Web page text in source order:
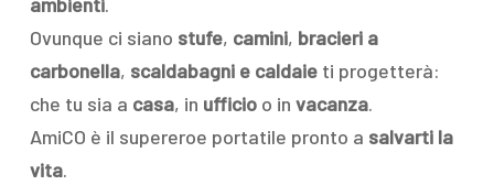
Ovunque ci siano stufe, camini, bracieri a
carbonella, scaldabagni e caldaieti progetterà:
che tu sia a casa, in ufficioo in vacanza.
AmiCO è il supereroe portatile pronto a salvarti la
vita.